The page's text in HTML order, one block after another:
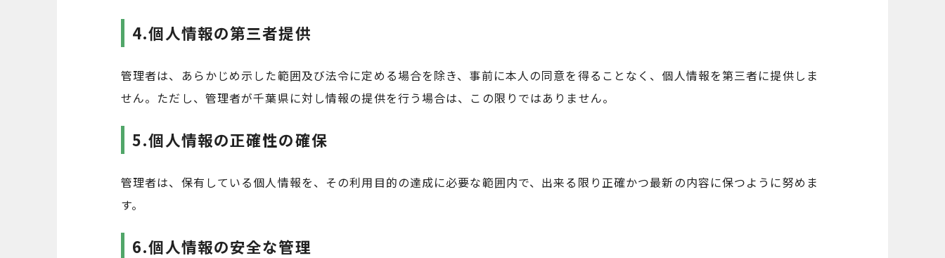
4.個人情報の第三者提供
管理者は、あらかじめ示した範囲及び法令に定める場合を除き、事前に本人の同意を得ることなく、個人情報を第三者に提供しま
せん。ただし、管理者が千葉県に対し情報の提供を行う場合は、この限りではありません。
5.個人情報の正確性の確保
管理者は、保有している個人情報を、その利用目的の達成に必要な範囲内で、出来る限り正確かつ最新の内容に保つように努めま
す。
6.個人情報の安全な管理